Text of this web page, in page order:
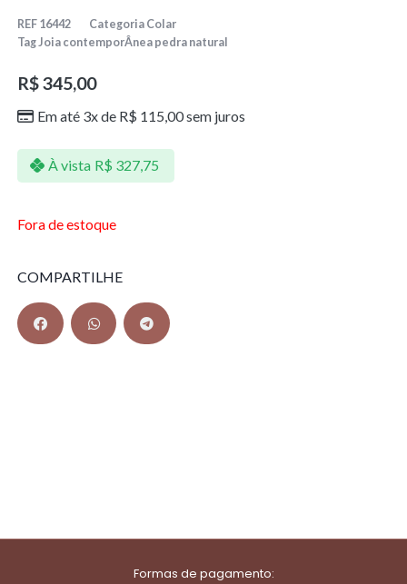
REF 16442 Categoria Colar
Tag Joia contemporÂnea pedra natural
R$345,00
Em até 3x de R$ 115,00sem juros
À vista R$ 327,75
Fora de estoque
COMPARTILHE
Formas de pagamento: